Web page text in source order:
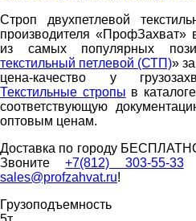
Строп двухпетлевой
производителя «ПрофЗахват»
из самых популярных
текстильный петлевой (СТП)»
цена-качество у
Текстильные стропы в
соответствующую
оптовым ценам.
Доставка по городу
Звоните+7(812) 303-55-33
sales@profzahvat.ru!
Грузоподъемность